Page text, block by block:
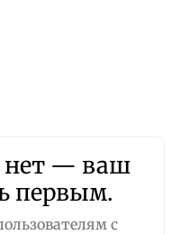
нет — ваш
первым.
с